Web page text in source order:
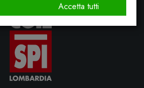
Accetta tutti